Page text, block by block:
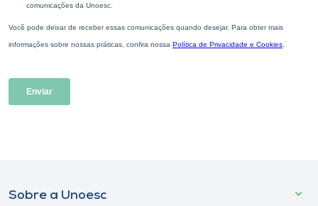
Sobre a Unoesc